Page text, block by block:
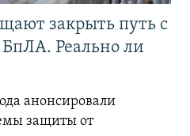
закрыть путь с
Реально ли
анонсировали
защиты от